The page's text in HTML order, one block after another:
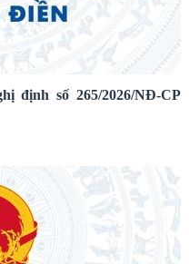
định số 265/2026/NĐ-CP